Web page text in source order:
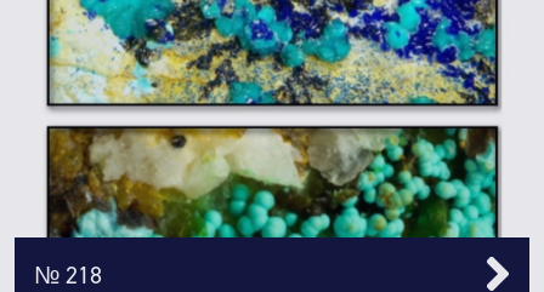
№ 218